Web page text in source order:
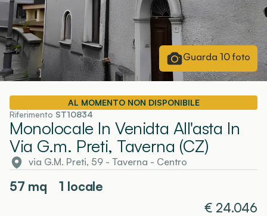
Guarda 10foto
AL MOMENTO NON DISPONIBILE
Riferimento ST10834
Monolocale In Venidta All'asta In
Via G.m. Preti, Taverna (CZ)
via G.M. Preti, 59 - Taverna - Centro
57 mq
1 locale
€ 24.046